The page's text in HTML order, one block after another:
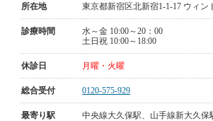
所在地 東京都新宿区北新宿1-1-17 ウィン
診療時間
水～金 10:00～20：00
土日祝 10:00～18:00
休診日 月曜・火曜
総合受付 0120-575-929
最寄り駅 中央線大久保駅、山手線新大久保